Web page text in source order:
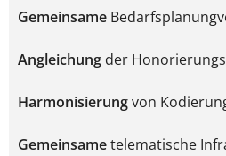
Gemeinsame
Angleichung der
Harmonisierungvon
Gemeinsametelematische